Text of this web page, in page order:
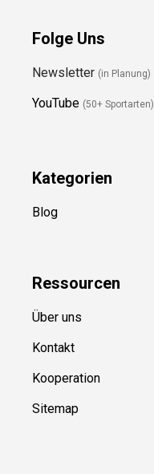
Folge Uns
Newsletter (in Planung)
YouTube (50+ Sportarten)
Kategorien
Blog
Ressourcen
Über uns
Kontakt
Kooperation
Sitemap